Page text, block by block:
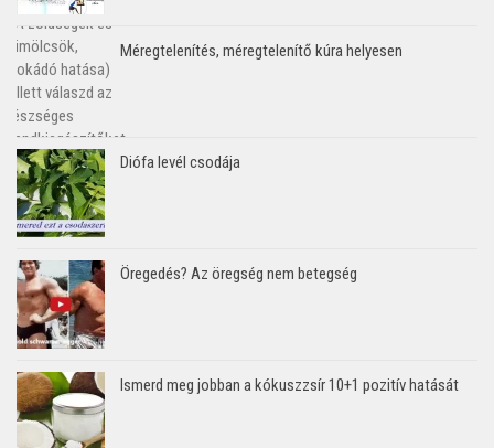
Méregtelenítés, méregtelenítő kúra helyesen
Diófa levél csodája
Öregedés? Az öregség nem betegség
Ismerd meg jobban a kókuszzsír 10+1 pozitív hatását